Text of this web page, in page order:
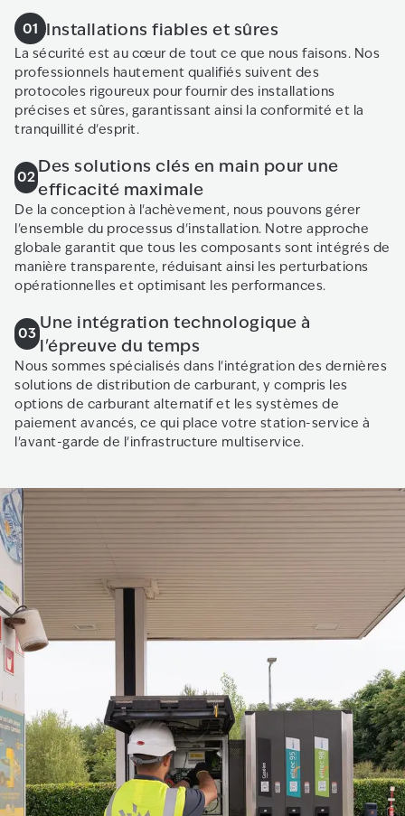
01 Installations fiables et sûres
La sécurité est au cœur de tout ce que nous faisons. Nos
professionnels hautement qualifiés suivent des
protocoles rigoureux pour fournir des installations
précises et sûres, garantissant ainsi la conformité et la
tranquillité d'esprit.
02
Des solutions clés en main pour une
efficacité maximale
De la conception à l'achèvement, nous pouvons gérer
l'ensemble du processus d'installation. Notre approche
globale garantit que tous les composants sont intégrés de
manière transparente, réduisant ainsi les perturbations
opérationnelles et optimisant les performances.
03
Une intégration technologique à
l'épreuve du temps
Nous sommes spécialisés dans l'intégration des dernières
solutions de distribution de carburant, y compris les
options de carburant alternatif et les systèmes de
paiement avancés, ce qui place votre station-service à
l'avant-garde de l'infrastructure multiservice.